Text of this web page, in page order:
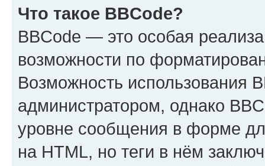
Что такое BBCode?
BBCode — это особая
возможности по
Возможность использования
администратором, однако
уровне сообщения в форме
на HTML, но теги в нём